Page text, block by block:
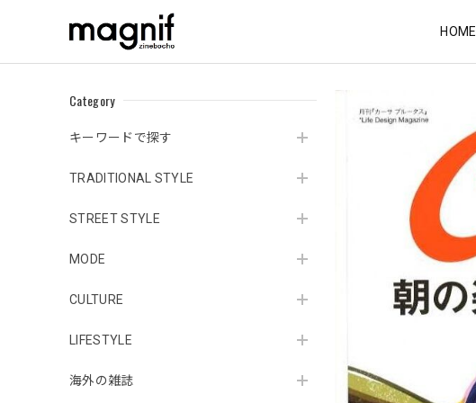
HOME
Category
キーワードで探す
TRADITIONAL STYLE
STREET STYLE
MODE
CULTURE
LIFESTYLE
海外の雑誌